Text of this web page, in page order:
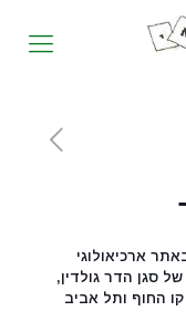
ארכיאולוגי
סגן הדר גולדין,
החוף ותל אביב